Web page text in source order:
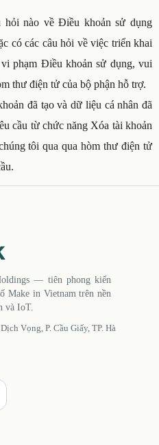
nào về Điều khoản sử dụng
có các câu hỏi về việc triển khai
phạm Điều khoản sử dụng, vui
thư điện tử của bộ phận hỗ trợ.
đã tạo và dữ liệu cá nhân đã
cầu từ chức năng Xóa tài khoản
tôi qua qua hòm thư điện tử
— tiên phong kiến
Make in Vietnam trên nền
và IoT.
Vọng, P. Cầu Giấy, TP. Hà